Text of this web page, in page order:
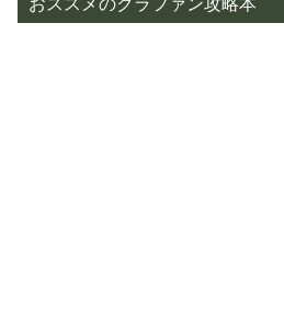
おススメのクラファン攻略本